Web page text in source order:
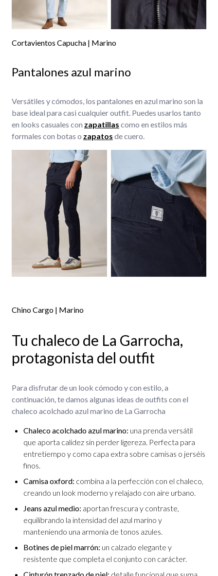
Cortavientos Capucha | Marino
Pantalones azul marino
Versátiles y cómodos, los pantalones en azul marino son la
base ideal para casi cualquier outfit. Puedes usarlos tanto
en looks casuales con zapatillas como en estilos más
formales con botas o zapatos de cuero.
Chino Cargo | Marino
Tu chaleco de La Garrocha,
protagonista del outfit
Para disfrutar de un look cómodo y con estilo, a
continuación, te damos algunas ideas de outfits con el
chaleco acolchado azul marino de La Garrocha
Chaleco acolchado azul marino: una prenda versátil
que aporta calidez sin perder ligereza. Perfecta para
entretiempo y como capa extra sobre camisas o jerséis
finos.
Camisa oxford: combina a la perfección con el chaleco,
creando un look moderno y relajado con aire urbano.
Jeans azul medio: aportan frescura y contraste,
equilibrando la intensidad del azul marino y
manteniendo una armonía de tonos azules.
Botines de piel marrón: un calzado elegante y
resistente que completa el conjunto con carácter.